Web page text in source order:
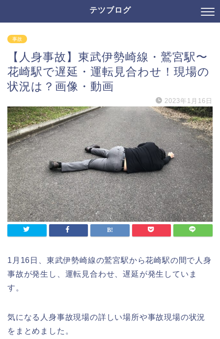
テツブログ
事故
【人身事故】東武伊勢崎線・鷲宮駅〜
花崎駅で遅延・運転見合わせ！現場の
状況は？画像・動画
2023年1月16日
1月16日、東武伊勢崎線の鷲宮駅から花崎駅の間で人身
事故が発生し、運転見合わせ、遅延が発生していま
す。
気になる人身事故現場の詳しい場所や事故現場の状況
をまとめました。